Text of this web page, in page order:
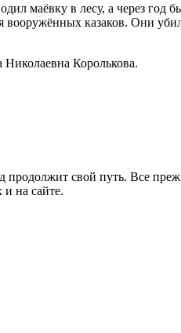
маёвку в лесу, а через год
вооружённых казаков. Они
Николаевна Королькова.
продолжит свой путь. Все
на сайте.